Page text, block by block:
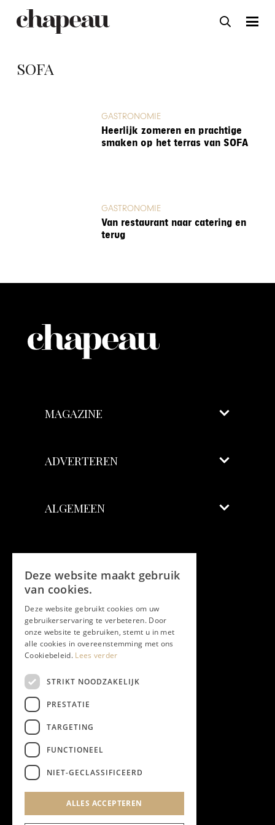
SOFA
GASTRONOMIE
Heerlijk zomeren en prachtige
smaken op het terras van SOFA
GASTRONOMIE
Van restaurant naar catering en
terug
MAGAZINE
ADVERTEREN
ALGEMEEN
Facebook
Twitter
Instagram
YouTube
NIEUWSBRIEF
Privacyverklaring
Deze website maakt gebruik
van cookies.
Deze website gebruikt cookies om uw
gebruikerservaring te verbeteren. Door
onze website te gebruiken, stemt u in met
alle cookies in overeenstemming met ons
Cookiebeleid. Lees verder
STRIKT NOODZAKELIJK
PRESTATIE
TARGETING
FUNCTIONEEL
NIET-GECLASSIFICEERD
ALLES ACCEPTEREN